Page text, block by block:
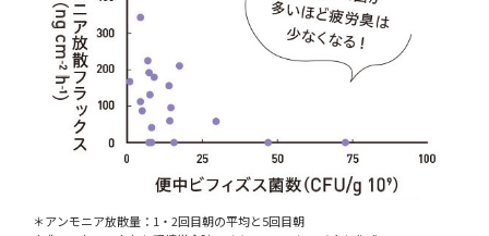
＊アンモニア放散量：1・2回目朝の平均と5回目朝